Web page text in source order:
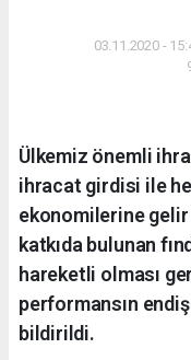
03.11.2020 -
Ülkemiz önemli
ihracat girdisi ile
ekonomilerine
katkıda bulunan
hareketli olması
performansın
bildirildi.